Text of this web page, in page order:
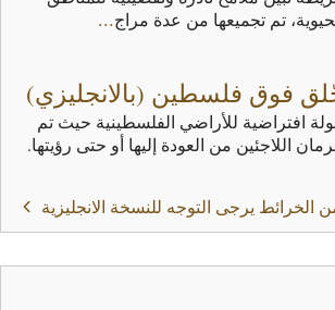
‬تم‭ ‬تجميعها‭ ‬من‭ ‬عدة‭ ‬مراج
...
فوق فلسطين (بالانجليزي)
افتراضية للأراضي الفلسطينية حيث تم
اللاجئين من العودة إليها أو حتى رؤيتها.
الخرائط يرجى التوجه للنسخة الانجليزية